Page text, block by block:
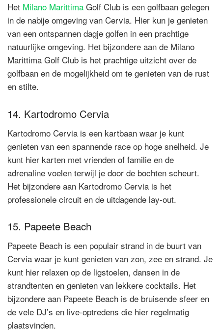
Het Milano Marittima Golf Club is een golfbaan gelegen
in de nabije omgeving van Cervia. Hier kun je genieten
van een ontspannen dagje golfen in een prachtige
natuurlijke omgeving. Het bijzondere aan de Milano
Marittima Golf Club is het prachtige uitzicht over de
golfbaan en de mogelijkheid om te genieten van de rust
en stilte.
14. Kartodromo Cervia
Kartodromo Cervia is een kartbaan waar je kunt
genieten van een spannende race op hoge snelheid. Je
kunt hier karten met vrienden of familie en de
adrenaline voelen terwijl je door de bochten scheurt.
Het bijzondere aan Kartodromo Cervia is het
professionele circuit en de uitdagende lay-out.
15. Papeete Beach
Papeete Beach is een populair strand in de buurt van
Cervia waar je kunt genieten van zon, zee en strand. Je
kunt hier relaxen op de ligstoelen, dansen in de
strandtenten en genieten van lekkere cocktails. Het
bijzondere aan Papeete Beach is de bruisende sfeer en
de vele DJ’s en live-optredens die hier regelmatig
plaatsvinden.